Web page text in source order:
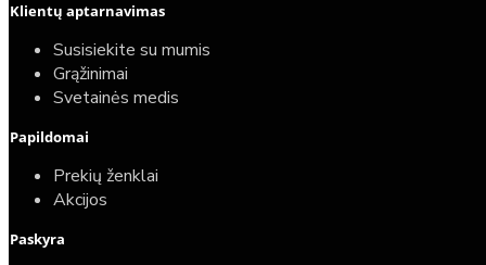
Klientų aptarnavimas
Susisiekite su mumis
Grąžinimai
Svetainės medis
Papildomai
Prekių ženklai
Akcijos
Paskyra